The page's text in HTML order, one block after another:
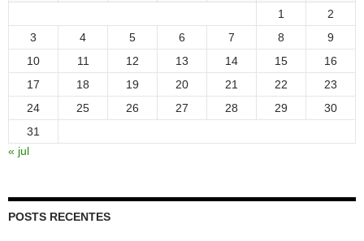
1
2
3
4 5 6 7 8
9
10
11 12 13 14 15
16
17
18 19 20 21 22
23
24
25 26 27 28 29
30
31
« jul
POSTS RECENTES